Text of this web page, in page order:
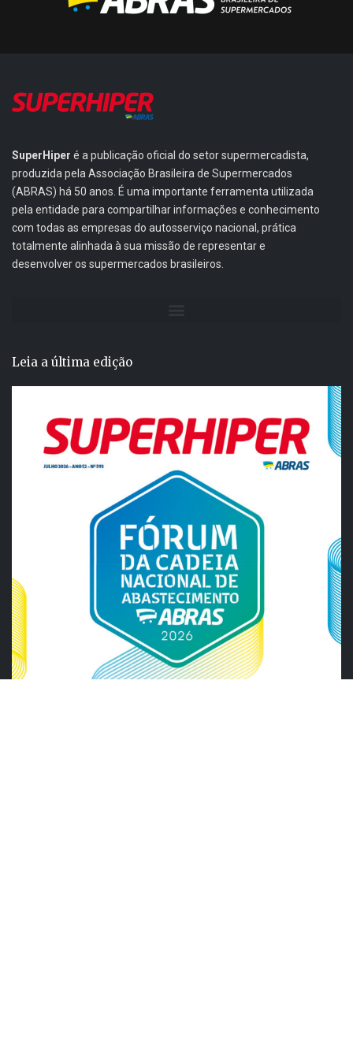
SuperHiper é a publicação oficial do setor supermercadista,
produzida pela Associação Brasileira de Supermercados
(ABRAS) há 50 anos. É uma importante ferramenta utilizada
pela entidade para compartilhar informações e conhecimento
com todas as empresas do autosserviço nacional, prática
totalmente alinhada à sua missão de representar e
desenvolver os supermercados brasileiros.
Leia a última edição